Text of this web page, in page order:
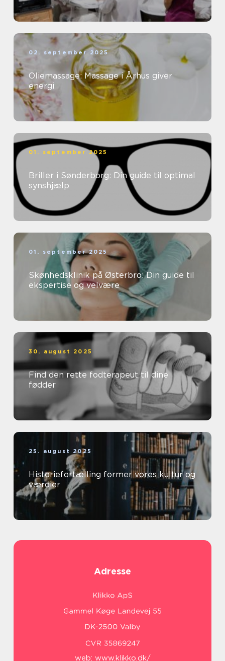
02. september 2025
Oliemassage: Massage i Århus giver
energi
01. september 2025
Briller i Sønderborg: Din guide til optimal
synshjælp
01. september 2025
Skønhedsklinik på Østerbro: Din guide til
ekspertise og velvære
30. august 2025
Find den rette fodterapeut til dine
fødder
25. august 2025
Historiefortælling former vores kultur og
værdier
Adresse
web: www.klikko.dk/